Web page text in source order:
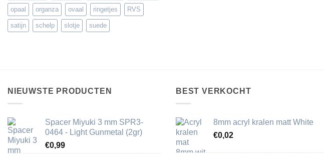
opaal organza ovaal ringetjes RVS
satijn schelp slotje suede
NIEUWSTE PRODUCTEN
Spacer Miyuki 3 mm SPR3-
0464 - Light Gunmetal (2gr)
€0,99
BEST VERKOCHT
8mm acryl kralen matt White
€0,02